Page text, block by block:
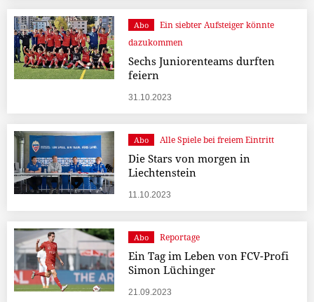
Abo
Ein siebter Aufsteiger könnte
dazukommen
Sechs Juniorenteams durften
feiern
31.10.2023
Abo Alle Spiele bei freiem Eintritt
Die Stars von morgen in
Liechtenstein
11.10.2023
Abo Reportage
Ein Tag im Leben von FCV-Profi
Simon Lüchinger
21.09.2023